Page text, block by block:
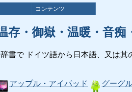
コンテンツ
存・御嶽・温暖・音痴
書で ドイツ語から日本語、又は
アップル・アイパッド グーグ